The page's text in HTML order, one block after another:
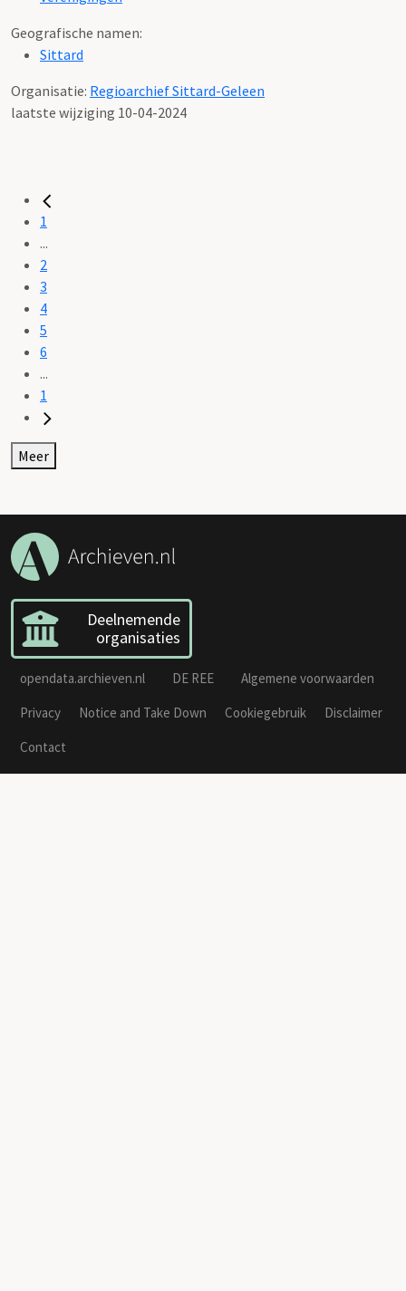
Geografische namen:
Sittard
Organisatie: Regioarchief Sittard-Geleen
laatste wijziging 10-04-2024
1
...
2
3
4
5
6
...
1
Meer
Deelnemende
organisaties
opendata.archieven.nl DE REE
Algemene voorwaarden
Privacy
Notice and Take Down Cookiegebruik
Disclaimer
Contact